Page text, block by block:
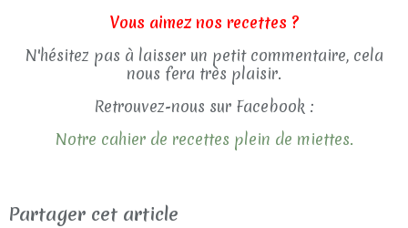
Vous aimez nos recettes ?
N'hésitez pas à laisser un petit commentaire, cela
nous fera très plaisir.
Retrouvez-nous sur Facebook :
Notre cahier de recettes plein de miettes.
Partager cet article